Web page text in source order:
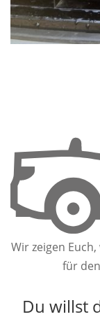
Wir zeigen
für
Du willst